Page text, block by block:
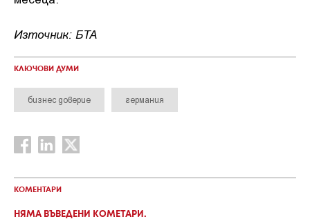
Източник: БТА
КЛЮЧОВИ ДУМИ
бизнес доверие германия
КОМЕНТАРИ
НЯМА ВЪВЕДЕНИ КОМЕТАРИ.